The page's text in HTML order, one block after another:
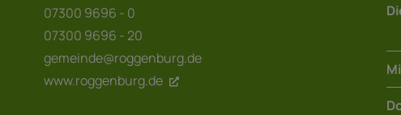
07300 9696 - 0
07300 9696 - 20
gemeinde@roggenburg.de
www.roggenburg.de